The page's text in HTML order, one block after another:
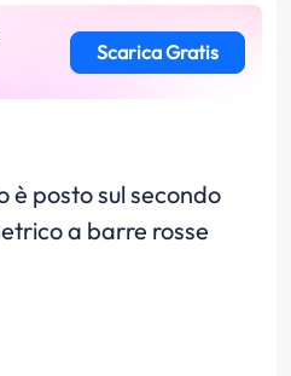
Scarica Gratis
è posto sul secondo
a barre rosse